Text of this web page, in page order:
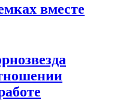
вместе